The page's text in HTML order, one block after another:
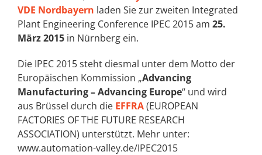
VDE Nordbayern laden Sie zur zweiten Integrated
Plant Engineering Conference IPEC 2015 am 25.
März 2015 in Nürnberg ein.
Die IPEC 2015 steht diesmal unter dem Motto der
Europäischen Kommission „Advancing
Manufacturing – Advancing Europe“ und wird
aus Brüssel durch die EFFRA(EUROPEAN
FACTORIES OF THE FUTURE RESEARCH
ASSOCIATION) unterstützt. Mehr unter:
www.automation-valley.de/IPEC2015